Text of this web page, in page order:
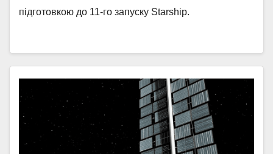
підготовкою до 11-го запуску Starship.